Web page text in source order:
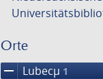
Orte
remove Lubecµ 1